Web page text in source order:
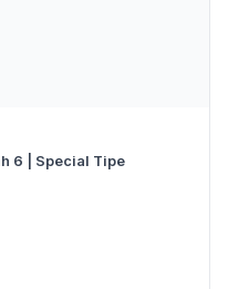
6 | Special Tipe